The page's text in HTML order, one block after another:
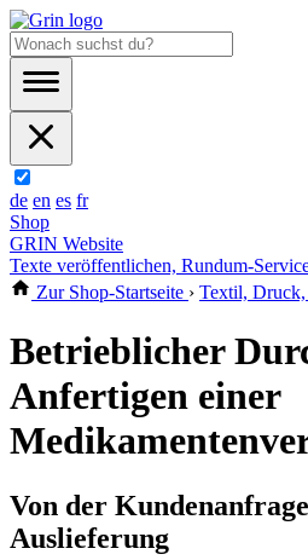
de en es fr
Shop
GRIN Website
Texte veröffentlichen, Rundum-
Zur Shop-Startseite › Textil, Druck,
Betrieblicher
Anfertigen einer
Von der
Auslieferung